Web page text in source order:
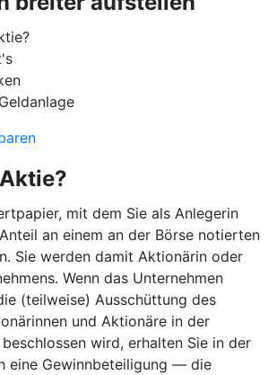
mit dem Sie als Anlegerin
an einem an der Börse notierten
Sie werden damit Aktionärin oder
Wenn das Unternehmen
(teilweise) Ausschüttung des
und Aktionäre in der
wird, erhalten Sie in der
eine Gewinnbeteiligung — die